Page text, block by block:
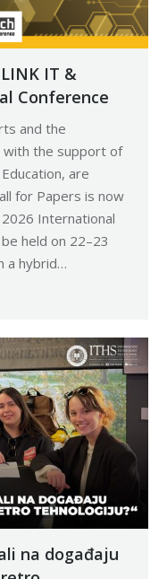
IT &
Conference
and the
with the support of
are
for Papers is now
International
held on 22–23
a hybrid…
na događaju